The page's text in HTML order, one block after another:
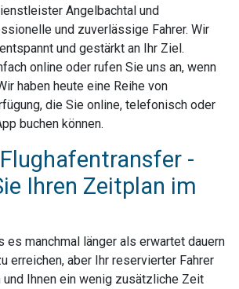
Angelbachtal und
und zuverlässige Fahrer. Wir
und gestärkt an Ihr Ziel.
online oder rufen Sie uns an, wenn
haben heute eine Reihe von
die Sie online, telefonisch oder
buchen können.
-
Ihren Zeitplan im
es manchmal länger als erwartet dauern
erreichen, aber Ihr reservierter Fahrer
Ihnen ein wenig zusätzliche Zeit